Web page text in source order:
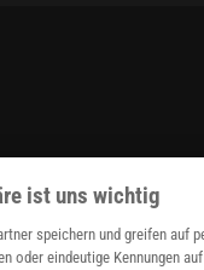
ist uns wichtig
speichern und greifen auf
oder eindeutige Kennungen